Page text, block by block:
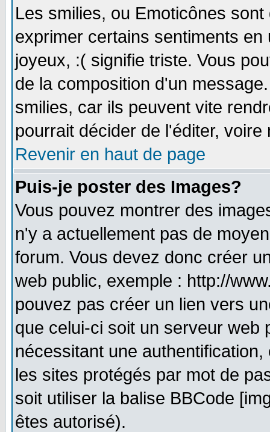
Les smilies, ou Emoticônes
exprimer certains sentiments
joyeux, :( signifie triste. Vous
de la composition d'un
smilies, car ils peuvent vite
pourrait décider de l'éditer,
Revenir en haut de page
Puis-je poster des Images?
Vous pouvez montrer des
n'y a actuellement pas de
forum. Vous devez donc créer
web public, exemple : http://
pouvez pas créer un lien vers
que celui-ci soit un serveur web
nécessitant une
les sites protégés par mot de
soit utiliser la balise BBCode
êtes autorisé).